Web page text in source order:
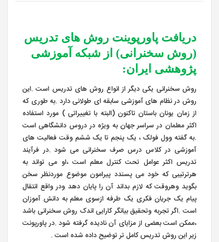
دریافت پاورپوینت روش های تدریس
(روش سخنرانی) از شبکه آموزشی
پژوهشی ایران:
روش سخنرانی یکی دیگر از انواع روش های تدریس است .این
روش در نظام های آموزشی سابقه ای طولانی دارد .به طوری که
از زمان یونان باستان تاکنون (البته با تغییراتی ) مورد استفاده
اکثر معلمان در سراسر جهان به ویژه در دروس دانشگاهی است
.به گفته وول فولک ، یک پنجم تا یک ششم وقت فعالیت های
آموزشی در کلاس درس صرف سخنرانی می شود .در فرآیند
تدریس اکثر عوامل تحت کنترل معلم است ،او می تواند به
هرترتیبی که خود می پسندد پیرامون موضوع موردنظر سخن
بگوید وهروقت که لازم بداند آن را پایان دهد ودر واقع انتقال
پیام یک جریان فکری یک طرفه ازسوی معلم به دانش آموزان
است .اگر تجربه وتحقیق بیانگر کارایی اندک روش سخنرانی باشد
،ممکن است بعضی از مزایای آن نادیده گرفته شود .در پاورپونت
زیر این روش تدریس کامل تر توضیح داده شده است .